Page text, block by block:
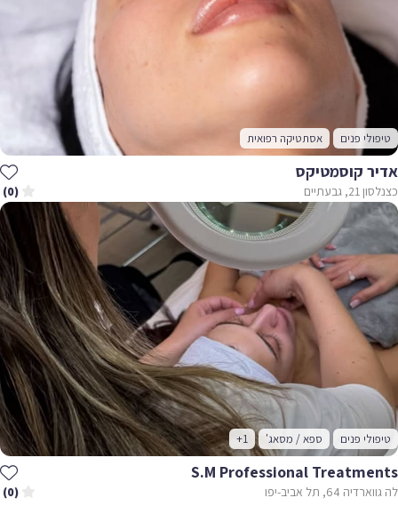
טיפולי פנים אסתטיקה רפואית
אדיר קוסמטיקס
כצנלסון 21, גבעתיים (0)
טיפולי פנים ספא / מסאג' +1
S.m Professional Treatments
לה גווארדיה 64, תל אביב-יפו (0)